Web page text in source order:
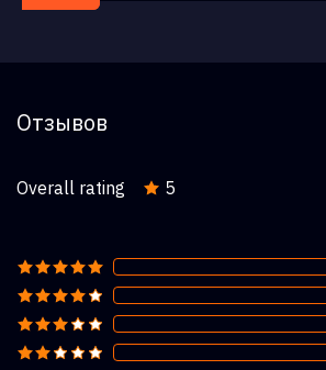
Отзывов
Overall rating 5